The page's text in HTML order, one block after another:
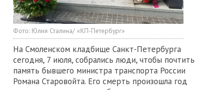
Фото: Юлия Сталина/ «КП-Петербург»
На Смоленском кладбище Санкт-Петербурга
сегодня, 7 июля, собрались люди, чтобы почтить
память бывшего министра транспорта России
Романа Старовойта. Его смерть произошла год